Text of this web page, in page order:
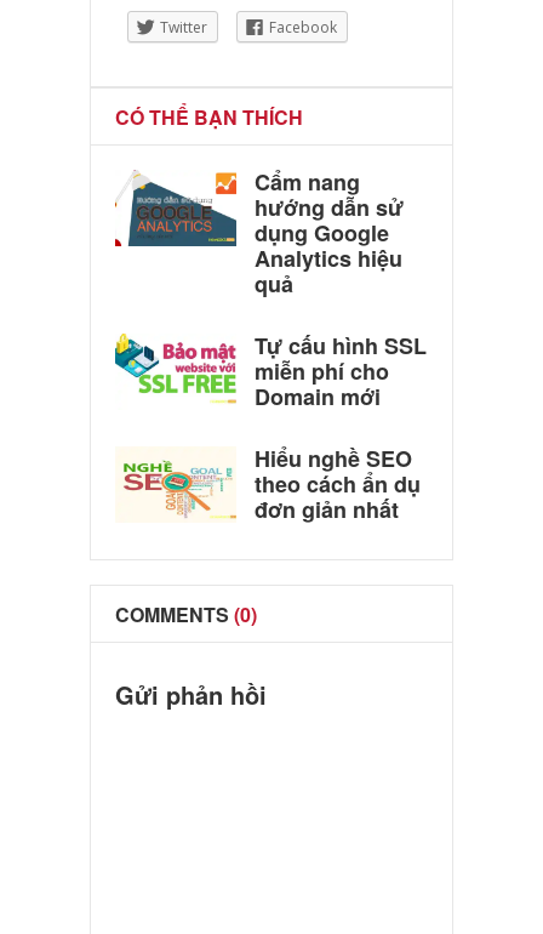
Twitter Facebook
CÓ THỂ BẠN THÍCH
Cẩm nang
hướng dẫn sử
dụng Google
Analytics hiệu
quả
Tự cấu hình SSL
miễn phí cho
Domain mới
Hiểu nghề SEO
theo cách ẩn dụ
đơn giản nhất
COMMENTS (0)
Gửi phản hồi